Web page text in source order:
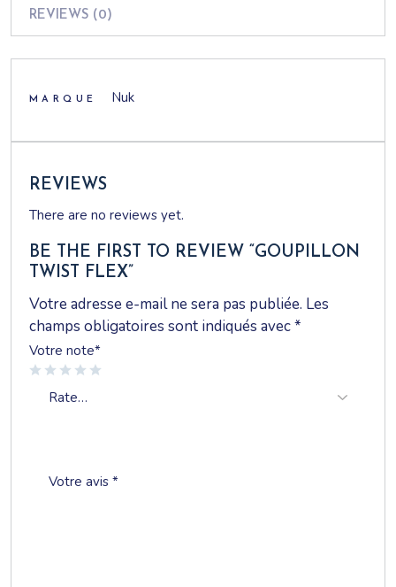
REVIEWS (0)
MARQUE Nuk
REVIEWS
There are no reviews yet.
BE THE FIRST TO REVIEW “GOUPILLON
TWIST FLEX”
Votre adresse e-mail ne sera pas publiée. Les
champs obligatoires sont indiqués avec*
Votre note*